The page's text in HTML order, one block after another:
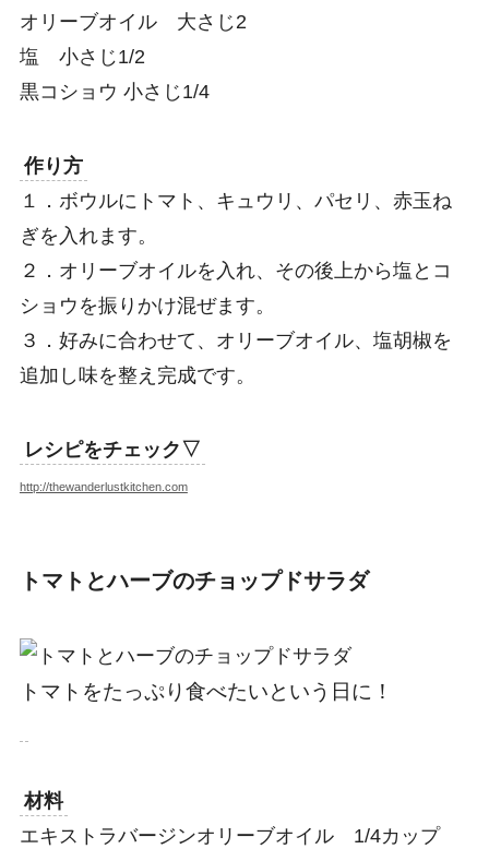
オリーブオイル 大さじ2
塩 小さじ1/2
黒コショウ 小さじ1/4
作り方
１．ボウルにトマト、キュウリ、パセリ、赤玉ね
ぎを入れます。
２．オリーブオイルを入れ、その後上から塩とコ
ショウを振りかけ混ぜます。
３．好みに合わせて、オリーブオイル、塩胡椒を
追加し味を整え完成です。
レシピをチェック▽
http://thewanderlustkitchen.com
トマトとハーブのチョップドサラダ
トマトをたっぷり食べたいという日に！
材料
エキストラバージンオリーブオイル 1/4カップ